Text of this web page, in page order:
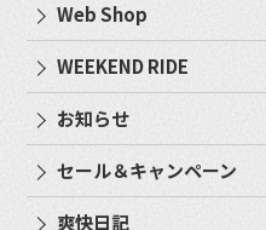
Web Shop
WEEKEND RIDE
お知らせ
セール＆キャンペーン
爽快日記